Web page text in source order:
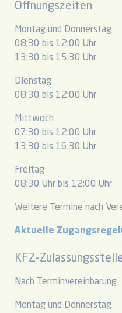
Öffnungszeiten
Montag und Donnerstag
08:30 bis 12:00 Uhr
13:30 bis 15:30 Uhr
Dienstag
08:30 bis 12:00 Uhr
Mittwoch
07:30 bis 12:00 Uhr
13:30 bis 16:30 Uhr
Freitag
08:30 Uhr bis 12:00 Uhr
Weitere Termine nach
Aktuelle
KFZ-
Nach Terminvereinbarung
Montag und Donnerstag